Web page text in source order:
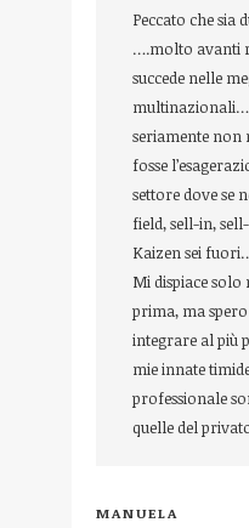
Peccato che sia
….molto avanti
succede nelle
seriamente non
fosse
settore dove se
field, sell-in,
Kaizen sei
Mi dispiace
prima, ma
integrare al più
mie innate
professionale
quelle del
MANUELA